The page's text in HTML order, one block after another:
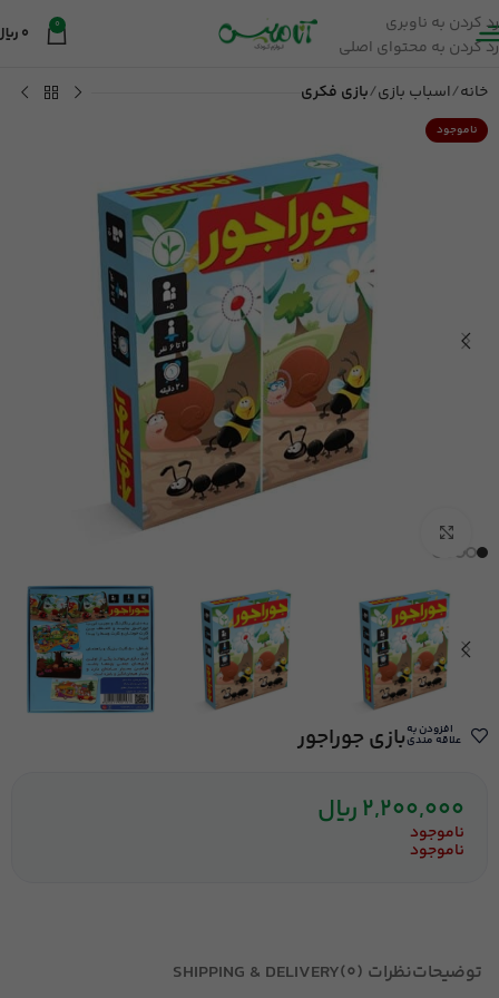
رد کردن به ناوبری
رد کردن به محتوای اصلی
0
0
خانه اسباب بازی بازی فکری
ناموجود
افزودن به
علاقه مندیبازی جوراجور
2,200,000ریال
ناموجود
ناموجود
توضیحاتنظرات (0) SHIPPING & DELIVERY